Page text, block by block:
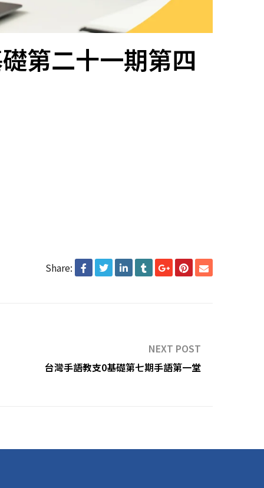
第二十一期第四
Share:
NEXT POST
台灣手語教支0基礎第七期手語第一堂